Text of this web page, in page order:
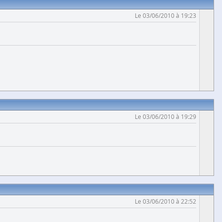
Le 03/06/2010 à 19:23
Le 03/06/2010 à 19:29
Le 03/06/2010 à 22:52